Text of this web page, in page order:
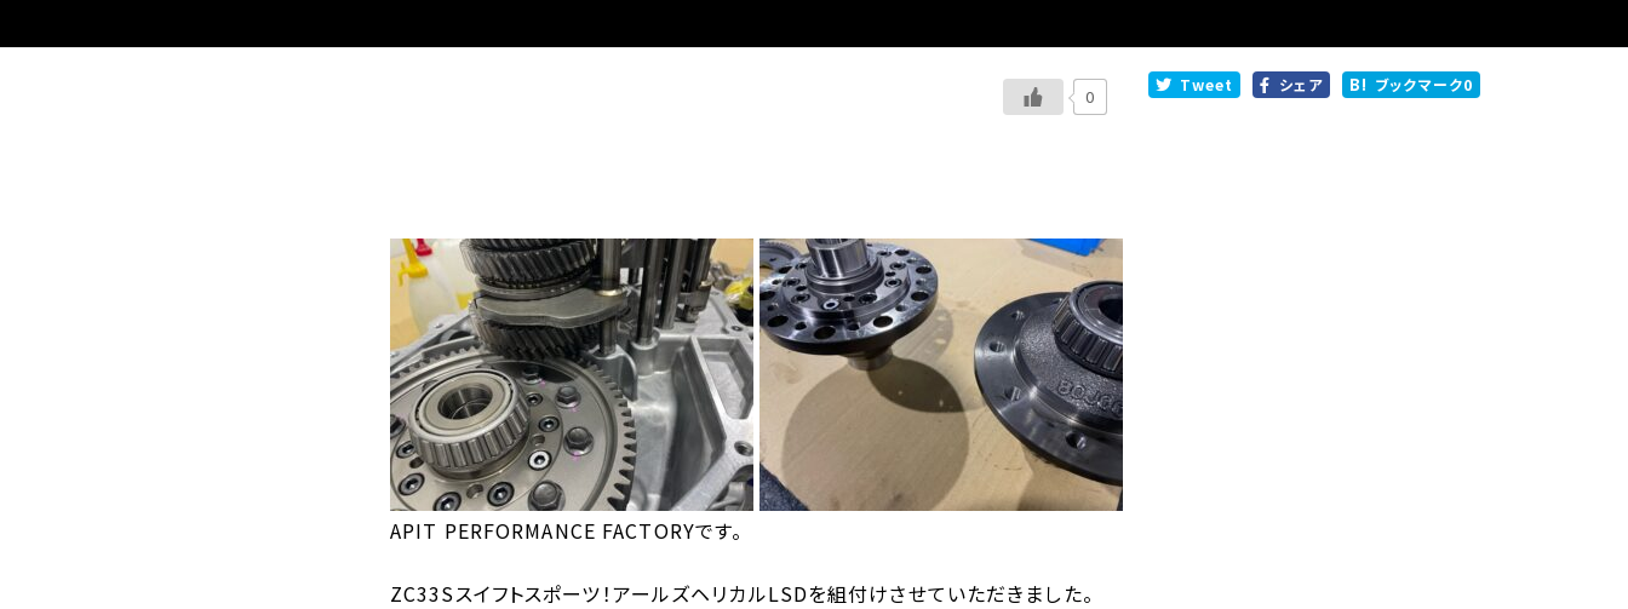
0
Tweet シェア ブックマーク0
APIT PERFORMANCE FACTORYです。
ZC33Sスイフトスポーツ！アールズヘリカルLSDを組付けさせていただきました。